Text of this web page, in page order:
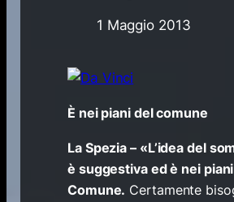
1 Maggio 2013
È nei piani del comune
La Spezia – «L’idea del
è suggestiva ed è nei
Comune. Certamente